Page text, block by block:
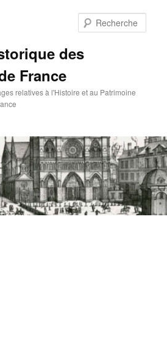
des
France
relatives à l'Histoire et au Patrimoine